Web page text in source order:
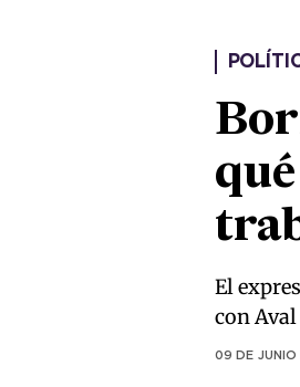
El
con
09 DE JUNIO